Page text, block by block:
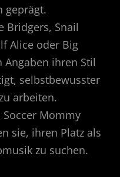
geprägt.
Bridgers, Snail
Alice oder Big
Angaben ihren Stil
selbstbewusster
arbeiten.
Mommy
sie, ihren Platz als
zu suchen.